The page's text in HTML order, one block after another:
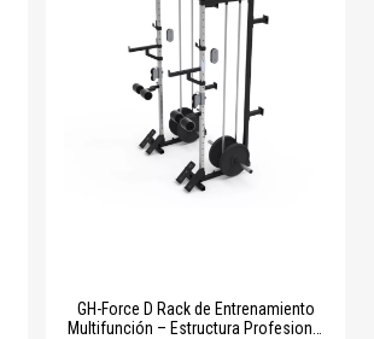
GH-Force D Rack de Entrenamiento
Multifunción – Estructura Profesional